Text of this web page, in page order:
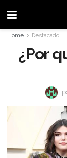
Home Destacado
¿Por